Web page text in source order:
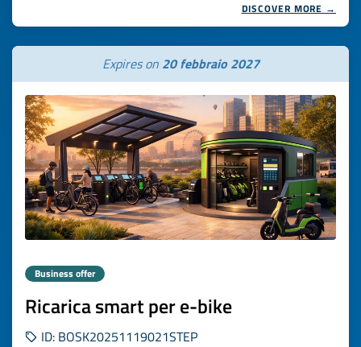
DISCOVER MORE →
Expires on 20 febbraio 2027
Business offer
Ricarica smart per e-bike
ID: BOSK20251119021STEP